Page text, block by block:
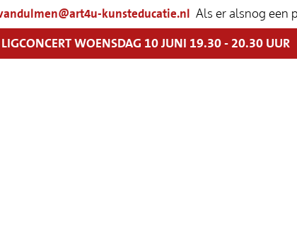
kunsteducatie.nl Als er alsnog een
LIGCONCERT WOENSDAG 10 JUNI 19.30 - 20.30 UUR